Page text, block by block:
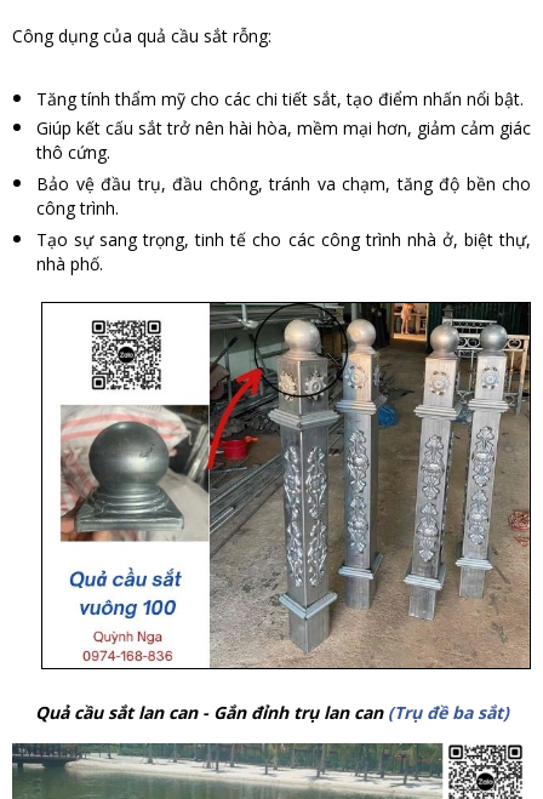
Công dụng của quả cầu sắt rỗng:
Tăng tính thẩm mỹ cho các chi tiết sắt, tạo điểm nhấn nổi bật.
Giúp kết cấu sắt trở nên hài hòa, mềm mại hơn, giảm cảm giác
thô cứng.
Bảo vệ đầu trụ, đầu chông, tránh va chạm, tăng độ bền cho
công trình.
Tạo sự sang trọng, tinh tế cho các công trình nhà ở, biệt thự,
nhà phố.
Quả cầu sắt lan can - Gắn đỉnh trụ lan can (Trụ đề ba sắt)